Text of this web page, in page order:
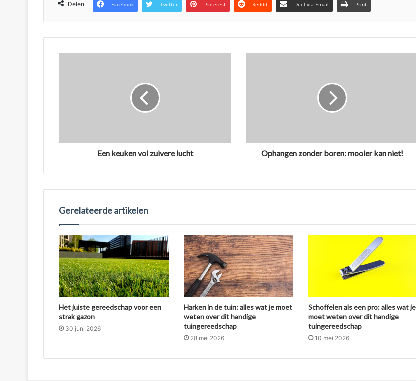
Delen Facebook Twitter Pinterest Reddit Deel via Email Print
Een keuken vol zuivere lucht Ophangen zonder boren: mooier kan niet!
Gerelateerde artikelen
Het juiste gereedschap voor een
strak gazon
30 juni 2026
Harken in de tuin: alles wat je moet
weten over dit handige
tuingereedschap
28 mei 2026
Schoffelen als een pro: alles wat je
moet weten over dit handige
tuingereedschap
10 mei 2026